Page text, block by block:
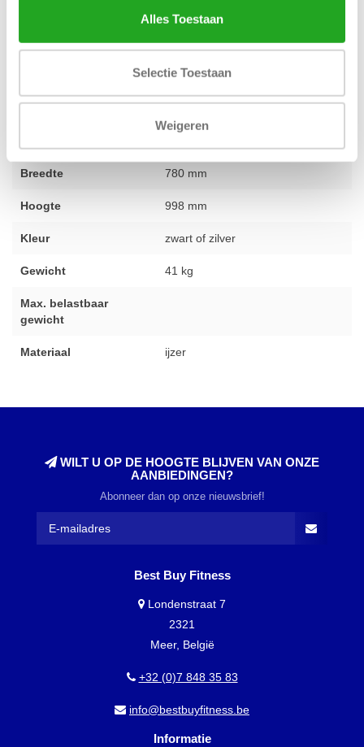
Alles Toestaan
Selectie Toestaan
Weigeren
Ons team van specialisten helpt je graag verder. Voel je vrij om
contact op te nemenvoor persoonlijk advies.
Conditie gebruikt - volledig gereviseerd
Breedte 780 mm
Hoogte 998 mm
Kleur zwart of zilver
Gewicht 41 kg
Max. belastbaar
gewicht
Materiaal ijzer
WILT U OP DE HOOGTE BLIJVEN VAN ONZE
AANBIEDINGEN?
Abonneer dan op onze nieuwsbrief!
Best Buy Fitness
Londenstraat 7
2321
Meer, België
+32 (0)7 848 35 83
info@bestbuyfitness.be
Informatie